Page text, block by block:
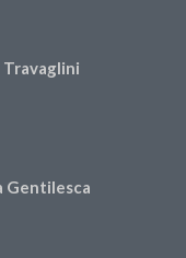
Travaglini
Gentilesca